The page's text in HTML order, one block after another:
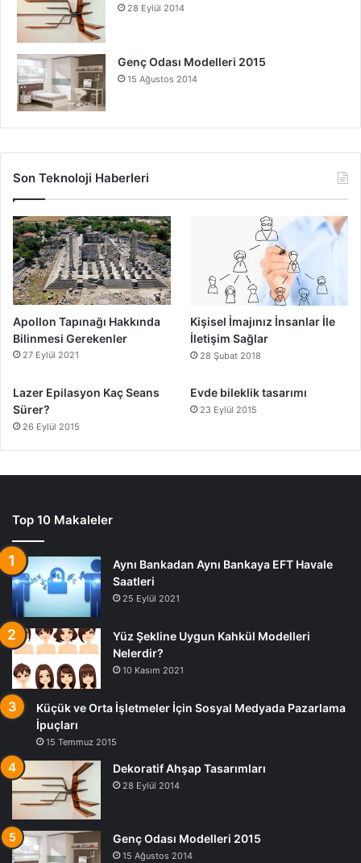
28 Eylül 2014
Genç Odası Modelleri 2015
15 Ağustos 2014
Son Teknoloji Haberleri
Apollon Tapınağı Hakkında
Bilinmesi Gerekenler
27 Eylül 2021
Kişisel İmajınız İnsanlar İle
İletişim Sağlar
28 Şubat 2018
Lazer Epilasyon Kaç Seans
Sürer?
26 Eylül 2015
Evde bileklik tasarımı
23 Eylül 2015
Top 10 Makaleler
Aynı Bankadan Aynı Bankaya EFT Havale
Saatleri
25 Eylül 2021
Yüz Şekline Uygun Kahkül Modelleri
Nelerdir?
10 Kasım 2021
Küçük ve Orta İşletmeler İçin Sosyal Medyada Pazarlama
İpuçları
15 Temmuz 2015
Dekoratif Ahşap Tasarımları
28 Eylül 2014
Genç Odası Modelleri 2015
15 Ağustos 2014